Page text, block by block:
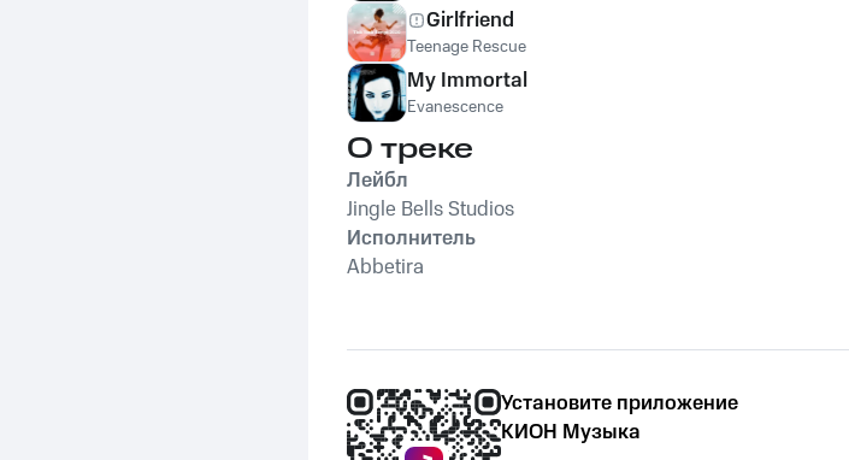
Girlfriend
Teenage Rescue
My Immortal
Evanescence
О треке
Лейбл
Jingle Bells Studios
Исполнитель
Abbetira
Установите приложение
КИОН Музыка